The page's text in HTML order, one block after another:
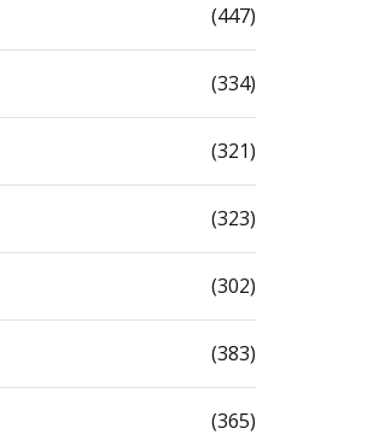
(447)
(334)
(321)
(323)
(302)
(383)
(365)